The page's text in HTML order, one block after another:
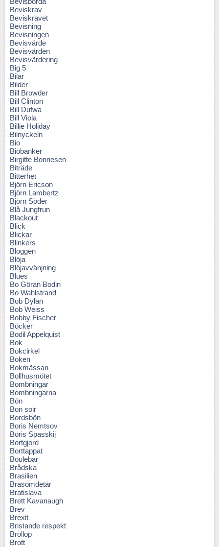
Beviskrav
Beviskravet
Bevisning
Bevisningen
Bevisvärde
Bevisvärden
Bevisvärdering
Big 5
Bilar
Bilder
Bill Browder
Bill Clinton
Bill Dufwa
Bill Viola
Billie Holiday
Bilnyckeln
Bio
Biobanker
Birgitte Bonnesen
Biträde
Bitterhet
Björn Ericson
Björn Lambertz
Björn Söder
Blå Jungfrun
Blackout
Blick
Blickar
Blinkers
Bloggen
Blöja
Blöjavvänjning
Blues
Bo Göran Bodin
Bo Wahlstrand
Bob Dylan
Bob Weiss
Bobby Fischer
Böcker
Bodil Appelquist
Bok
Bokcirkel
Boken
Bokmässan
Bollhusmötet
Bombningar
Bombningarna
Bön
Bon soir
Bordsbön
Boris Nemtsov
Boris Spasskij
Bortgjord
Borttappat
Boulebar
Brådska
Brasilien
Brasomdetär
Bratislava
Brett Kavanaugh
Brev
Brexit
Bristande respekt
Bröllop
Brott